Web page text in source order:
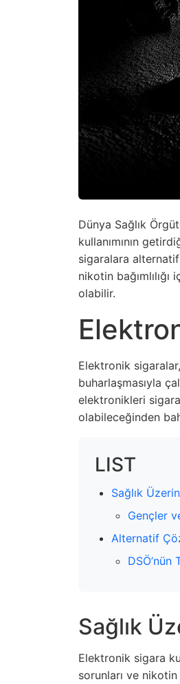
Dünya Sağlık
kullanımının
sigaralara
nikotin
olabilir.
Elektronik
buharlaşmasıyla
elektronikleri
olabileceğinden
LIST
Sağlık
Gençler
Alternatif
DSÖ’nün
Sağlık
Elektronik sigara
sorunları ve